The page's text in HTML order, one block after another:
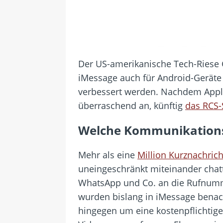
Der US-amerikanische Tech-
iMessage auch für Android-
verbessert werden. Nachdem
überraschend an, künftig das
Welche
Mehr als eine Million
uneingeschränkt miteinander
WhatsApp und Co. an die
wurden bislang in iMessage
hingegen um eine